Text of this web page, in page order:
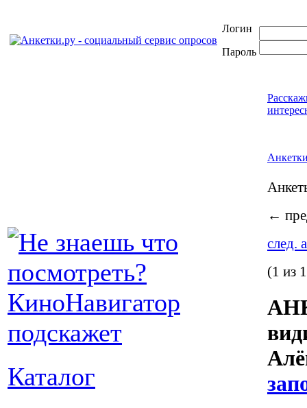
Логин
Пароль
Каталог
←
след.
(1 из